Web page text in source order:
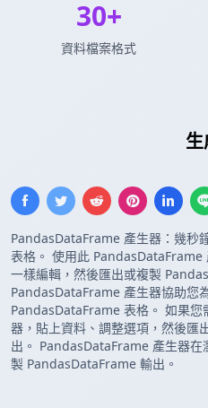
PandasDataFrame 產生器：幾秒
表格。 使用此 PandasDataFrame
一樣編輯，然後匯出或複製
PandasDataFrame 產生器協助您
PandasDataFrame 表格。 如果
器，貼上資料、調整選項，然後
出。 PandasDataFrame 產生器
製 PandasDataFrame 輸出。
30+
資料檔案格式